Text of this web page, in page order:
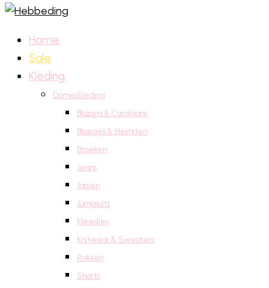
Home
Sale
Kleding
Dameskleding
Blazers & Cardigans
Bloesjes & Hemden
Broeken
Jeans
Jassen
Jumpsuits
Kleedjes
Knitwear & Sweaters
Rokken
Shorts